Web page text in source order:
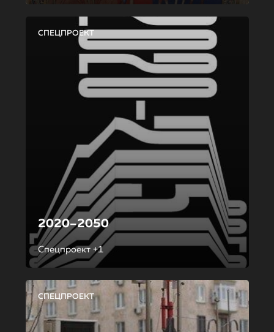
СПЕЦПРОЕКТ
2020–2050
Спецпроект +1
СПЕЦПРОЕКТ